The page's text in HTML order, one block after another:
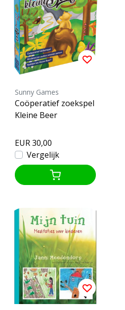
Sunny Games
Coöperatief zoekspel
Kleine Beer
EUR 30,00
Vergelijk